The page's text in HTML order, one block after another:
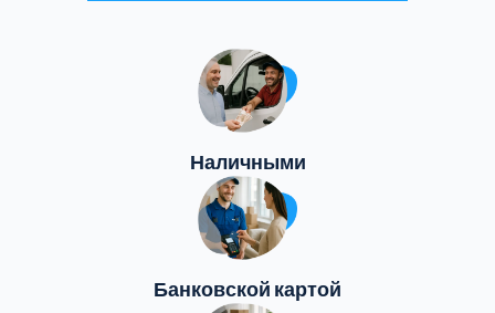
Наличными
Банковской картой